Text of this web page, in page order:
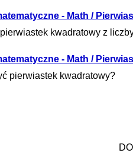
- Math /
pierwiastek kwadratowy z
- Math /
pierwiastek kwadratowy?